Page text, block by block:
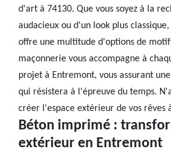
d'art à 74130. Que vous soyez à la
audacieux ou d'un look plus
offre une multitude d'options de
maçonnerie vous accompagne à
projet à Entremont, vous assurant
qui résistera à l'épreuve du temps.
créer l'espace extérieur de vos rêves
Béton imprimé :
extérieur en Entremont